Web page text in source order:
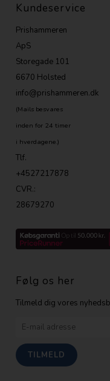
Kundeservice
Prishammeren
ApS
Storegade 101
6670 Holsted
info@prishammeren.dk
(Mails besvares
inden for 24 timer
i hverdagene.)
Tlf.
+4527217878
CVR.:
28679270
Følg os her
Tilmeld dig vores